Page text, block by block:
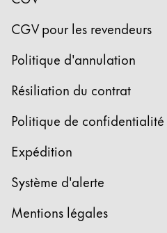
CGV pour les revendeurs
Politique d'annulation
Résiliation du contrat
Politique de confidentialité
Expédition
Système d'alerte
Mentions légales